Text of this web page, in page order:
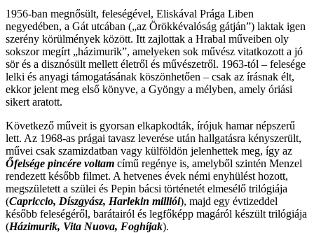
1956-ban megnősült, feleségével, Eliskával Prága Liben
negyedében, a Gát utcában („az Örökkévalóság gátján”) laktak igen
szerény körülmények között. Itt zajlottak a Hrabal műveiben oly
sokszor megírt „házimurik”, amelyeken sok művész vitatkozott a jó
sör és a disznósült mellett életről és művészetről. 1963-tól – felesége
lelki és anyagi támogatásának köszönhetően – csak az írásnak élt,
ekkor jelent meg első könyve, a Gyöngy a mélyben, amely óriási
sikert aratott.
Következő műveit is gyorsan elkapkodták, írójuk hamar népszerű
lett. Az 1968-as prágai tavasz leverése után hallgatásra kényszerült,
művei csak szamizdatban vagy külföldön jelenhettek meg, így az
Őfelsége pincére voltam című regénye is, amelyből szintén Menzel
rendezett később filmet. A hetvenes évek némi enyhülést hozott,
megszületett a szülei és Pepin bácsi történetét elmesélő trilógiája
(Capriccio, Díszgyász, Harlekin milliói), majd egy évtizeddel
később feleségéről, barátairól és legfőképp magáról készült trilógiája
(Házimurik, Vita Nuova, Foghíjak).